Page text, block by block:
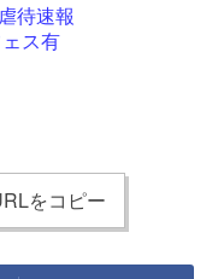
待速報
ス有
をコピー